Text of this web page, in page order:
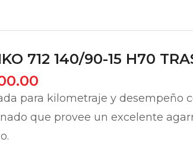
712 140/90-15 H70
para kilometraje y desempeño
que provee un excelente